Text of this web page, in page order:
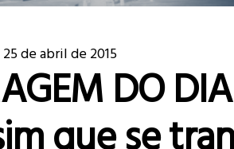
de abril de 2015
DO
que se